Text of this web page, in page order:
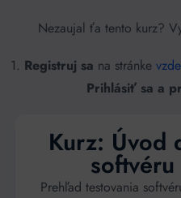
Nezaujal ťa tento kurz?
1. Registruj sa na stránke
Prihlásiť sa a
Kurz: Úvod
Prehľad testovania